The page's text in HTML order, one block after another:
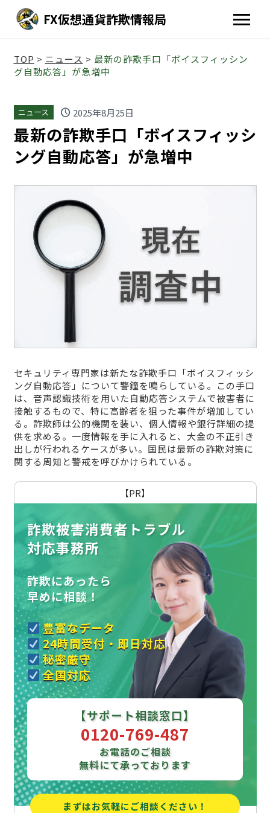
FX仮想通貨詐欺情報局
TOP > ニュース > 最新の詐欺手口「ボイスフィッシン
グ自動応答」が急増中
ニュース schedule 2025年8月25日
最新の詐欺手口「ボイスフィッシ
ング自動応答」が急増中
セキュリティ専門家は新たな詐欺手口「ボイスフィッシ
ング自動応答」について警鐘を鳴らしている。この手口
は、音声認識技術を用いた自動応答システムで被害者に
接触するもので、特に高齢者を狙った事件が増加してい
る。詐欺師は公的機関を装い、個人情報や銀行詳細の提
供を求める。一度情報を手に入れると、大金の不正引き
出しが行われるケースが多い。国民は最新の詐欺対策に
関する周知と警戒を呼びかけられている。
【PR】
詐欺被害消費者トラブル
対応事務所
詐欺にあったら
早めに相談！
豊富なデータ
24時間受付・即日対応
秘密厳守
全国対応
【サポート相談窓口】
0120-769-487
お電話のご相談
無料にて承っております
まずはお気軽にご相談ください！